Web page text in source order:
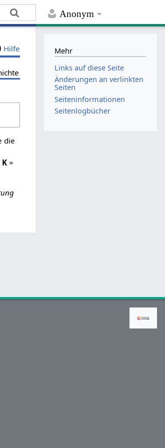
Anonym
Hilfe
die
K =
Mehr
Links auf diese Seite
Änderungen an verlinkten
Seiten
Seiten­­informationen
Seitenlogbücher